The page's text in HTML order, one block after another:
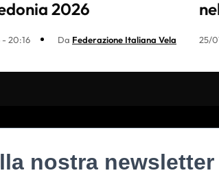
2026
20:16 Da Federazione Italiana Vela 25/
nostra newsletter